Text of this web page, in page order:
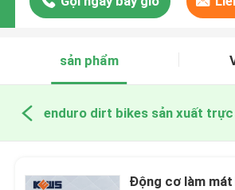
sản phẩm
enduro dirt bikes sản xuất
Động cơ làm